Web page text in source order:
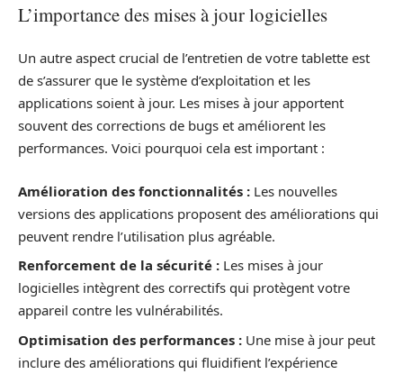
L’importance des mises à jour logicielles
Un autre aspect crucial de l’entretien de votre tablette est
de s’assurer que le système d’exploitation et les
applications soient à jour. Les mises à jour apportent
souvent des corrections de bugs et améliorent les
performances. Voici pourquoi cela est important :
Amélioration des fonctionnalités : Les nouvelles
versions des applications proposent des améliorations qui
peuvent rendre l’utilisation plus agréable.
Renforcement de la sécurité : Les mises à jour
logicielles intègrent des correctifs qui protègent votre
appareil contre les vulnérabilités.
Optimisation des performances : Une mise à jour peut
inclure des améliorations qui fluidifient l’expérience